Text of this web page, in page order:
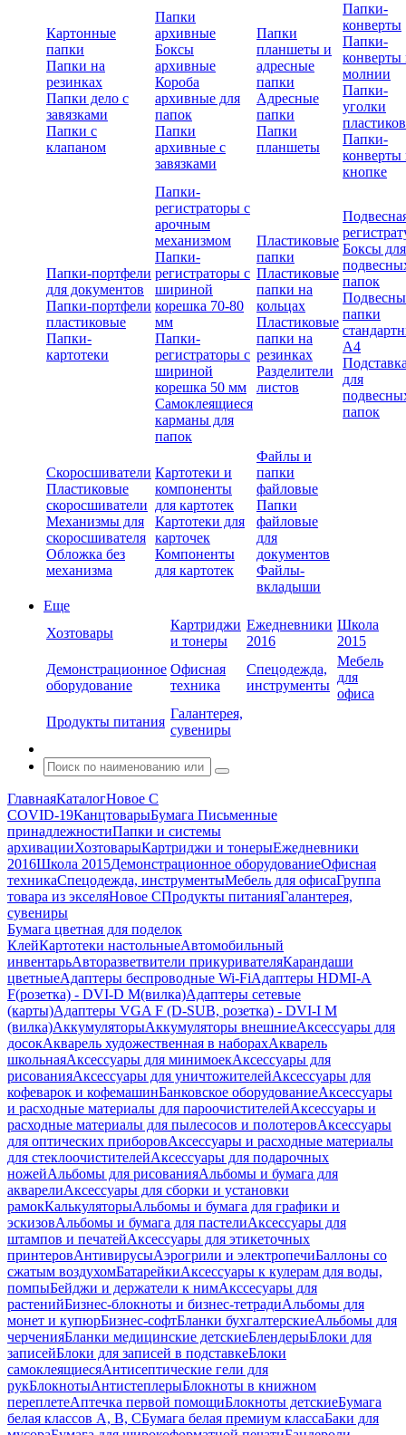
Картонные
папки
Папки на
резинках
Папки дело с
завязками
Папки с
клапаном
Папки
архивные
Боксы
архивные
Короба
архивные для
папок
Папки
архивные с
завязками
Папки
планшеты и
адресные
папки
Адресные
папки
Папки
планшеты
Папки-
конверты
Папки-
конверты
молнии
Папки-
уголки
Папки-
конверты
кнопке
Папки-портфели
для документов
Папки-портфели
пластиковые
Папки-
картотеки
Папки-
регистраторы с
арочным
механизмом
Папки-
регистраторы с
шириной
корешка 70-80
мм
Папки-
регистраторы с
шириной
корешка 50 мм
Самоклеящиеся
карманы для
папок
Пластиковые
папки
Пластиковые
папки на
кольцах
Пластиковые
папки на
резинках
Разделители
листов
Боксы для
папок
папки
А4
для
папок
Скоросшиватели
Пластиковые
скоросшиватели
Механизмы для
скоросшивателя
Обложка без
механизма
Картотеки и
компоненты
для картотек
Картотеки для
карточек
Компоненты
для картотек
Файлы и
папки
файловые
Папки
файловые
для
документов
Файлы-
вкладыши
Еще
Хозтовары
Картриджи
и тонеры
Ежедневники
2016
Школа
2015
Демонстрационное
оборудование
Офисная
техника
Спецодежда,
инструменты
Мебель
для
офиса
Продукты питания
Галантерея,
сувениры
ГлавнаяКаталогНовое С
COVID-19КанцтоварыБумага Письменные
принадлежностиПапки и системы
архивацииХозтоварыКартриджи и тонерыЕжедневники
2016Школа 2015Демонстрационное оборудованиеОфисная
техникаСпецодежда, инструментыМебель для офисаГруппа
товара из экселяНовое СПродукты питанияГалантерея,
сувениры
Бумага цветная для поделок
КлейКартотеки настольныеАвтомобильный
инвентарьАвторазветвители прикуривателяКарандаши
цветныеАдаптеры беспроводные Wi-FiАдаптеры HDMI-A
F(розетка) - DVI-D M(вилка)Адаптеры сетевые
(карты)Адаптеры VGA F (D-SUB, розетка) - DVI-I M
(вилка)АккумуляторыАккумуляторы внешниеАксессуары для
досокАкварель художественная в наборахАкварель
школьнаяАксессуары для минимоекАксессуары для
рисованияАксессуары для уничтожителейАксессуары для
кофеварок и кофемашинБанковское оборудованиеАксессуары
и расходные материалы для пароочистителейАксессуары и
расходные материалы для пылесосов и полотеровАксессуары
для оптических приборовАксессуары и расходные материалы
для стеклоочистителейАксессуары для подарочных
ножейАльбомы для рисованияАльбомы и бумага для
акварелиАксессуары для сборки и установки
рамокКалькуляторыАльбомы и бумага для графики и
эскизовАльбомы и бумага для пастелиАксессуары для
штампов и печатейАксессуары для этикеточных
принтеровАнтивирусыАэрогрили и электропечиБаллоны со
сжатым воздухомБатарейкиАксессуары к кулерам для воды,
помпыБейджи и держатели к нимАкссесуары для
растенийБизнес-блокноты и бизнес-тетрадиАльбомы для
монет и купюрБизнес-софтБланки бухгалтерскиеАльбомы для
черченияБланки медицинские детскиеБлендерыБлоки для
записейБлоки для записей в подставкеБлоки
самоклеящиесяАнтисептические гели для
рукБлокнотыАнтистеплерыБлокноты в книжном
переплетеАптечка первой помощиБлокноты детскиеБумага
белая классов А, В, СБумага белая премиум классаБаки для